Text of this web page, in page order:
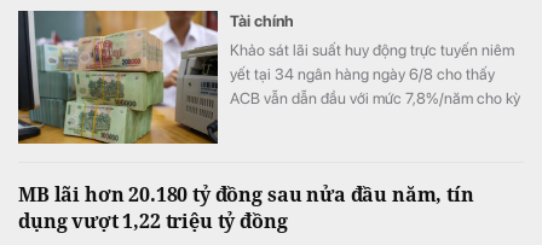
Tài chính
Khảo sát lãi suất huy động trực tuyến niêm
yết tại 34 ngân hàng ngày 6/8 cho thấy
ACB vẫn dẫn đầu với mức 7,8%/năm cho kỳ
MB lãi hơn 20.180 tỷ đồng sau nửa đầu năm, tín
dụng vượt 1,22 triệu tỷ đồng